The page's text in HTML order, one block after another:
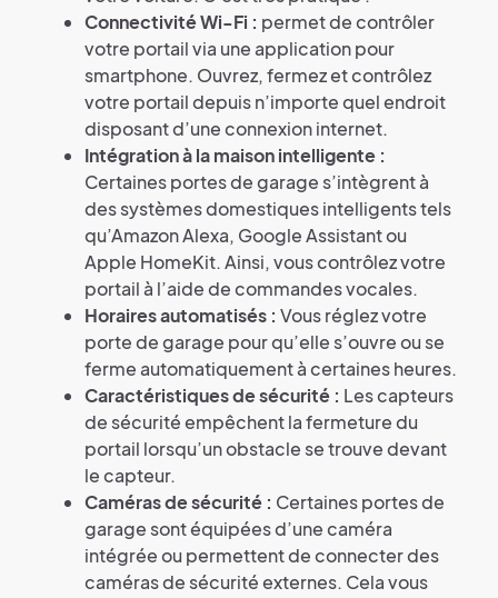
Connectivité Wi-Fi : permet de contrôler
votre portail via une application pour
smartphone. Ouvrez, fermez et contrôlez
votre portail depuis n’importe quel endroit
disposant d’une connexion internet.
Intégration à la maison intelligente :
Certaines portes de garage s’intègrent à
des systèmes domestiques intelligents tels
qu’Amazon Alexa, Google Assistant ou
Apple HomeKit. Ainsi, vous contrôlez votre
portail à l’aide de commandes vocales.
Horaires automatisés : Vous réglez votre
porte de garage pour qu’elle s’ouvre ou se
ferme automatiquement à certaines heures.
Caractéristiques de sécurité : Les capteurs
de sécurité empêchent la fermeture du
portail lorsqu’un obstacle se trouve devant
le capteur.
Caméras de sécurité : Certaines portes de
garage sont équipées d’une caméra
intégrée ou permettent de connecter des
caméras de sécurité externes. Cela vous